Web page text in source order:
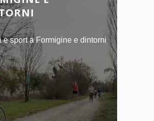
e sport a Formigine e dintorni